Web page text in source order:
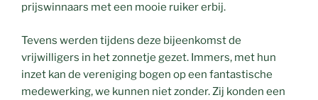
prijswinnaars met een mooie ruiker erbij.
Tevens werden tijdens deze bijeenkomst de
vrijwilligers in het zonnetje gezet. Immers, met hun
inzet kan de vereniging bogen op een fantastische
medewerking, we kunnen niet zonder. Zij konden een